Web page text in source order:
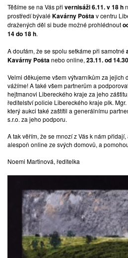
později jako technický redaktor. Ve své
především grafice, ale také pohlednicím.
samostatně, tak kolektivně, v ČR i zahraničí.
Liberci.
VYVOLÁVACÍ CENA:500 Kč
VYDRAŽENO ZA:1 100 Kč
Těšíme se na Vás při vernisáži 6.11. v 18 h
prostředí bývaléKavárny Poštav centru
dražených děl si bude možné prohlédnout
14 do 18 h.
A doufám, že se spolu setkáme při samotné
Kavárny Poštanebo online, 23.11. od
Velmi děkujeme všem výtvarníkům za jejich
vážíme! A také všem partnerům a
hejtmanovi Libereckého kraje za jeho
ředitelství policie Libereckého kraje plk.
který aukci také zaštítil a generálnímu
s.r.o. za jeho podporu.
A tak věřím, že se mnozí z Vás k nám
alespoň online ze svých domovů, a
Noemi Martinová, ředitelka